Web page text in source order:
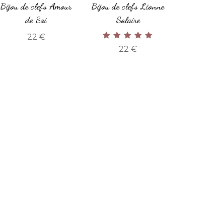
Bijou de clefs Amour
de Soi
22 €
Bijou de clefs Lionne
Solaire
Note
5.00
22€